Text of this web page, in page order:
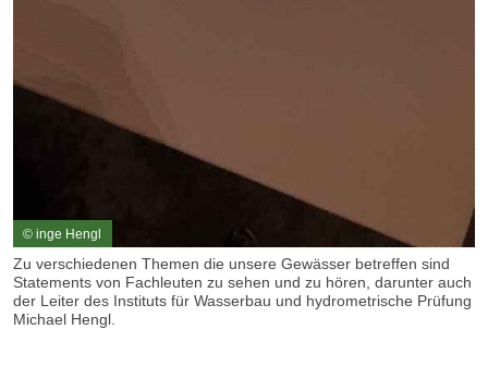
© inge Hengl
Zu verschiedenen Themen die unsere Gewässer betreffen sind
Statements von Fachleuten zu sehen und zu hören, darunter auch
der Leiter des Instituts für Wasserbau und hydrometrische Prüfung
Michael Hengl.